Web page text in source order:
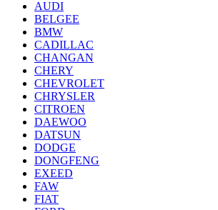
AUDI
BELGEE
BMW
CADILLAC
CHANGAN
CHERY
CHEVROLET
CHRYSLER
CITROEN
DAEWOO
DATSUN
DODGE
DONGFENG
EXEED
FAW
FIAT